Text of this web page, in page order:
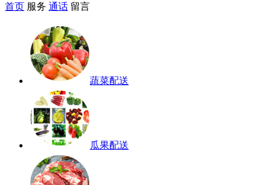
首页 服务 通话 留言
蔬菜配送
瓜果配送